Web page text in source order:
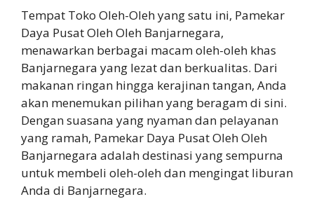
Tempat Toko Oleh-Oleh yang satu ini, Pamekar
Daya Pusat Oleh Oleh Banjarnegara,
menawarkan berbagai macam oleh-oleh khas
Banjarnegara yang lezat dan berkualitas. Dari
makanan ringan hingga kerajinan tangan, Anda
akan menemukan pilihan yang beragam di sini.
Dengan suasana yang nyaman dan pelayanan
yang ramah, Pamekar Daya Pusat Oleh Oleh
Banjarnegara adalah destinasi yang sempurna
untuk membeli oleh-oleh dan mengingat liburan
Anda di Banjarnegara.